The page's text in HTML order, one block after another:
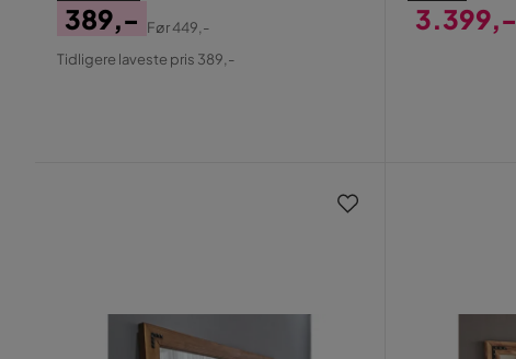
Pris
389,-
Original
Før449,-
Tidligere laveste pris 389,-
3.399,-